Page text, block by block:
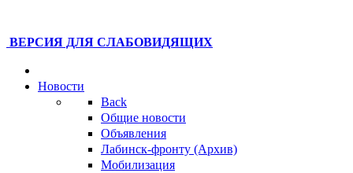
ВЕРСИЯ ДЛЯ СЛАБОВИДЯЩИХ
Новости
Back
Общие новости
Объявления
Лабинск-фронту (Архив)
Мобилизация